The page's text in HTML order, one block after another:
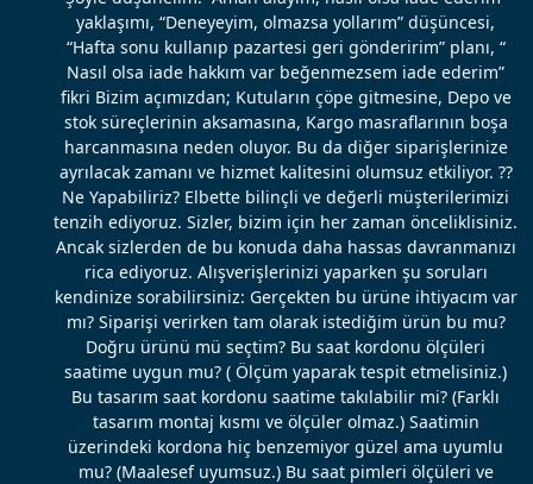
yaklaşımı, “Deneyeyim, olmazsa yollarım” düşüncesi,
“Hafta sonu kullanıp pazartesi geri gönderirim” planı, “
Nasıl olsa iade hakkım var beğenmezsem iade ederim”
fikri Bizim açımızdan; Kutuların çöpe gitmesine, Depo ve
stok süreçlerinin aksamasına, Kargo masraflarının boşa
harcanmasına neden oluyor. Bu da diğer siparişlerinize
ayrılacak zamanı ve hizmet kalitesini olumsuz etkiliyor. ??
Ne Yapabiliriz? Elbette bilinçli ve değerli müşterilerimizi
tenzih ediyoruz. Sizler, bizim için her zaman önceliklisiniz.
Ancak sizlerden de bu konuda daha hassas davranmanızı
rica ediyoruz. Alışverişlerinizi yaparken şu soruları
kendinize sorabilirsiniz: Gerçekten bu ürüne ihtiyacım var
mı? Siparişi verirken tam olarak istediğim ürün bu mu?
Doğru ürünü mü seçtim? Bu saat kordonu ölçüleri
saatime uygun mu? ( Ölçüm yaparak tespit etmelisiniz.)
Bu tasarım saat kordonu saatime takılabilir mi? (Farklı
tasarım montaj kısmı ve ölçüler olmaz.) Saatimin
üzerindeki kordona hiç benzemiyor güzel ama uyumlu
mu? (Maalesef uyumsuz.) Bu saat pimleri ölçüleri ve